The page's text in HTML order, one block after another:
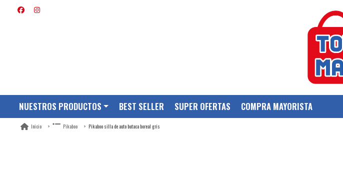
NUESTROS PRODUCTOS BEST SELLER SUPER OFERTAS COMPRA MAYORISTA
Inicio Pikaboo Pikaboo silla de auto butaca boreal gris